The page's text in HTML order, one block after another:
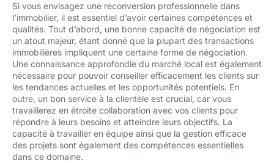
Si vous envisagez une reconversion professionnelle dans
l’immobilier, il est essentiel d’avoir certaines compétences et
qualités. Tout d’abord, une bonne capacité de négociation est
un atout majeur, étant donné que la plupart des transactions
immobilières impliquent une certaine forme de négociation.
Une connaissance approfondie du marché local est également
nécessaire pour pouvoir conseiller efficacement les clients sur
les tendances actuelles et les opportunités potentiels. En
outre, un bon service à la clientèle est crucial, car vous
travaillerez en étroite collaboration avec vos clients pour
répondre à leurs besoins et atteindre leurs objectifs. La
capacité à travailler en équipe ainsi que la gestion efficace
des projets sont également des compétences essentielles
dans ce domaine.